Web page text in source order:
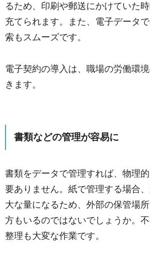
るため、印刷や郵送にかけていた
充てられます。また、電子データ
索もスムーズです。
電子契約の導入は、職場の労働環
きます。
書類などの管理が容易に
書類をデータで管理すれば、物理
要ありません。紙で管理する場合
大な量になるため、外部の保管場
方もいるのではないでしょうか。
整理も大変な作業です。